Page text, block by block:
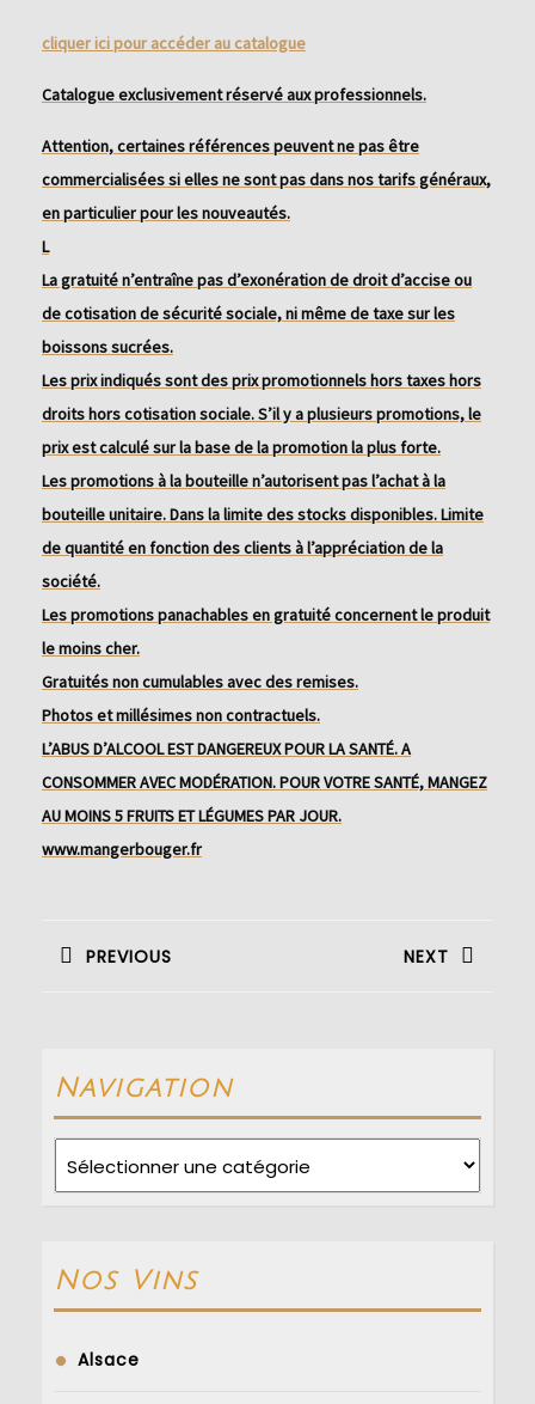
cliquer ici pour accéder au catalogue
Catalogue exclusivement réservé aux professionnels.
Attention, certaines références peuvent ne pas être
commercialisées si elles ne sont pas dans nos tarifs généraux,
en particulier pour les nouveautés.
L
La gratuité n’entraîne pas d’exonération de droit d’accise ou
de cotisation de sécurité sociale, ni même de taxe sur les
boissons sucrées.
Les prix indiqués sont des prix promotionnels hors taxes hors
droits hors cotisation sociale. S’il y a plusieurs promotions, le
prix est calculé sur la base de la promotion la plus forte.
Les promotions à la bouteille n’autorisent pas l’achat à la
bouteille unitaire. Dans la limite des stocks disponibles. Limite
de quantité en fonction des clients à l’appréciation de la
société.
Les promotions panachables en gratuité concernent le produit
le moins cher.
Gratuités non cumulables avec des remises.
Photos et millésimes non contractuels.
L’ABUS D’ALCOOL EST DANGEREUX POUR LA SANTÉ. A
CONSOMMER AVEC MODÉRATION. POUR VOTRE SANTÉ, MANGEZ
AU MOINS 5 FRUITS ET LÉGUMES PAR JOUR.
www.mangerbouger.fr
dePREVIOUS NEXT
Navigation
Nos Vins
Alsace